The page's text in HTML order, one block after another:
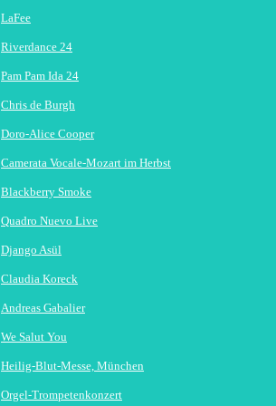
LaFee
Riverdance 24
Pam Pam Ida 24
Chris de Burgh
Doro-Alice Cooper
Camerata Vocale-Mozart im Herbst
Blackberry Smoke
Quadro Nuevo Live
Django Asül
Claudia Koreck
Andreas Gabalier
We Salut You
Heilig-Blut-Messe, München
Orgel-Trompetenkonzert